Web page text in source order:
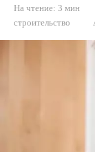
На чтение: 3 мин
строительство